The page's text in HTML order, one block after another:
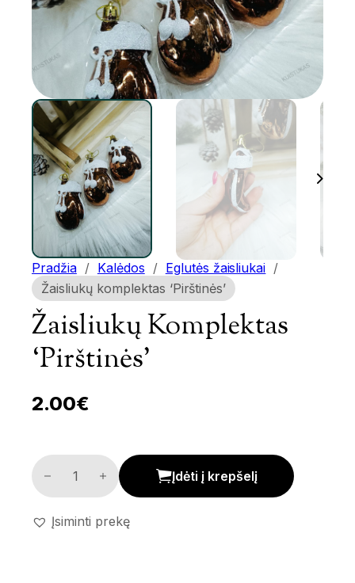
Pradžia / Kalėdos / Eglutės žaisliukai /
Žaisliukų komplektas ‘Pirštinės’
Žaisliukų Komplektas
‘Pirštinės’
2.00€
Žaisliukų komplektas 'Pirštinės' kiekis
Įdėti į krepšelį
Įsiminti prekę